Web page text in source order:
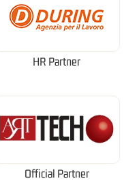
HR Partner
Official Partner